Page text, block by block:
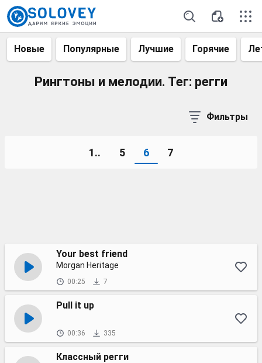
Новые Популярные Лучшие Горячие
Рингтоны и мелодии. Тег: регги
Фильтры
1.. 5 6 7
Your best friend
Morgan Heritage
00:25 7
Pull it up
00:36 335
Классный регги